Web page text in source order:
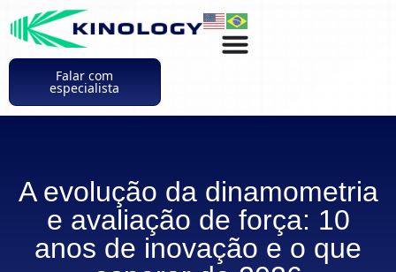
Falar com
especialista
A evolução da dinamometria
e avaliação de força: 10
anos de inovação e o que